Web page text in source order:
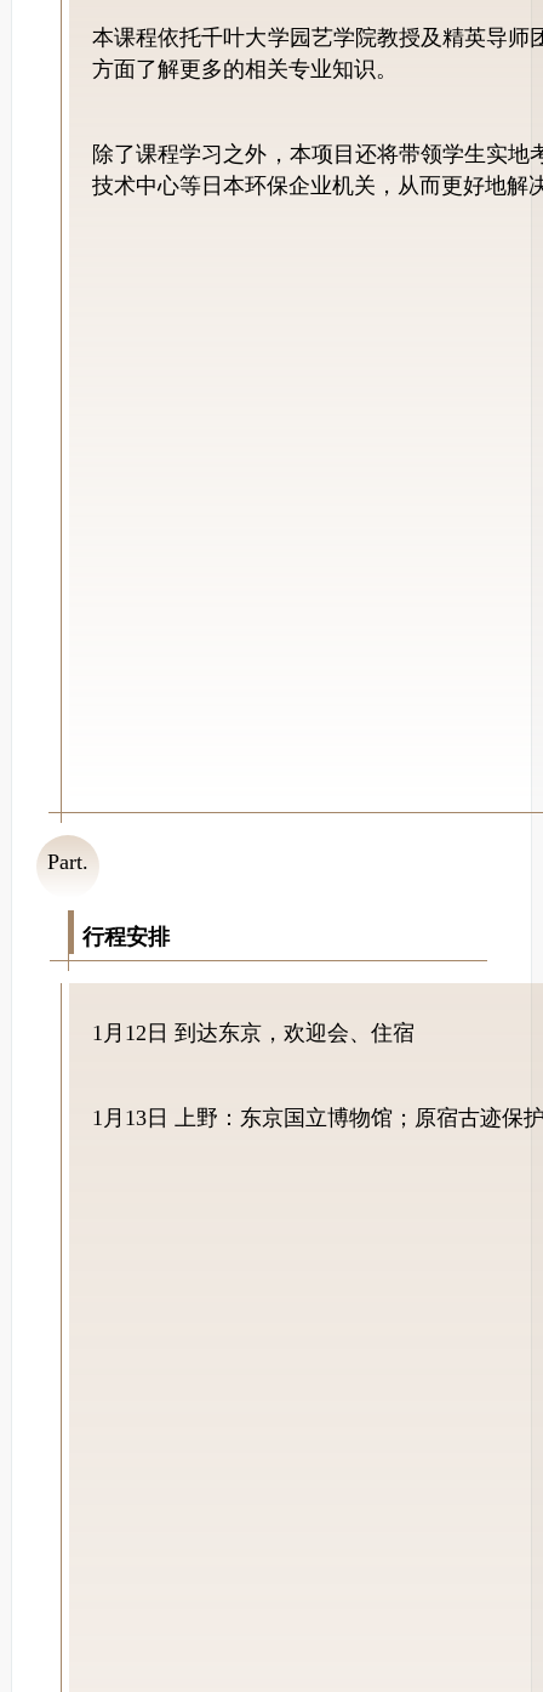
本课程依托千叶大学园艺学院教授及精英导师
方面了解更多的相关专业知识。
除了课程学习之外，本项目还将带领学生实
技术中心等日本环保企业机关，从而更好地解
Part.
04
行程安排
1月12日 到达东京，欢迎会、住宿
1月13日 上野：东京国立博物馆；原宿古迹保